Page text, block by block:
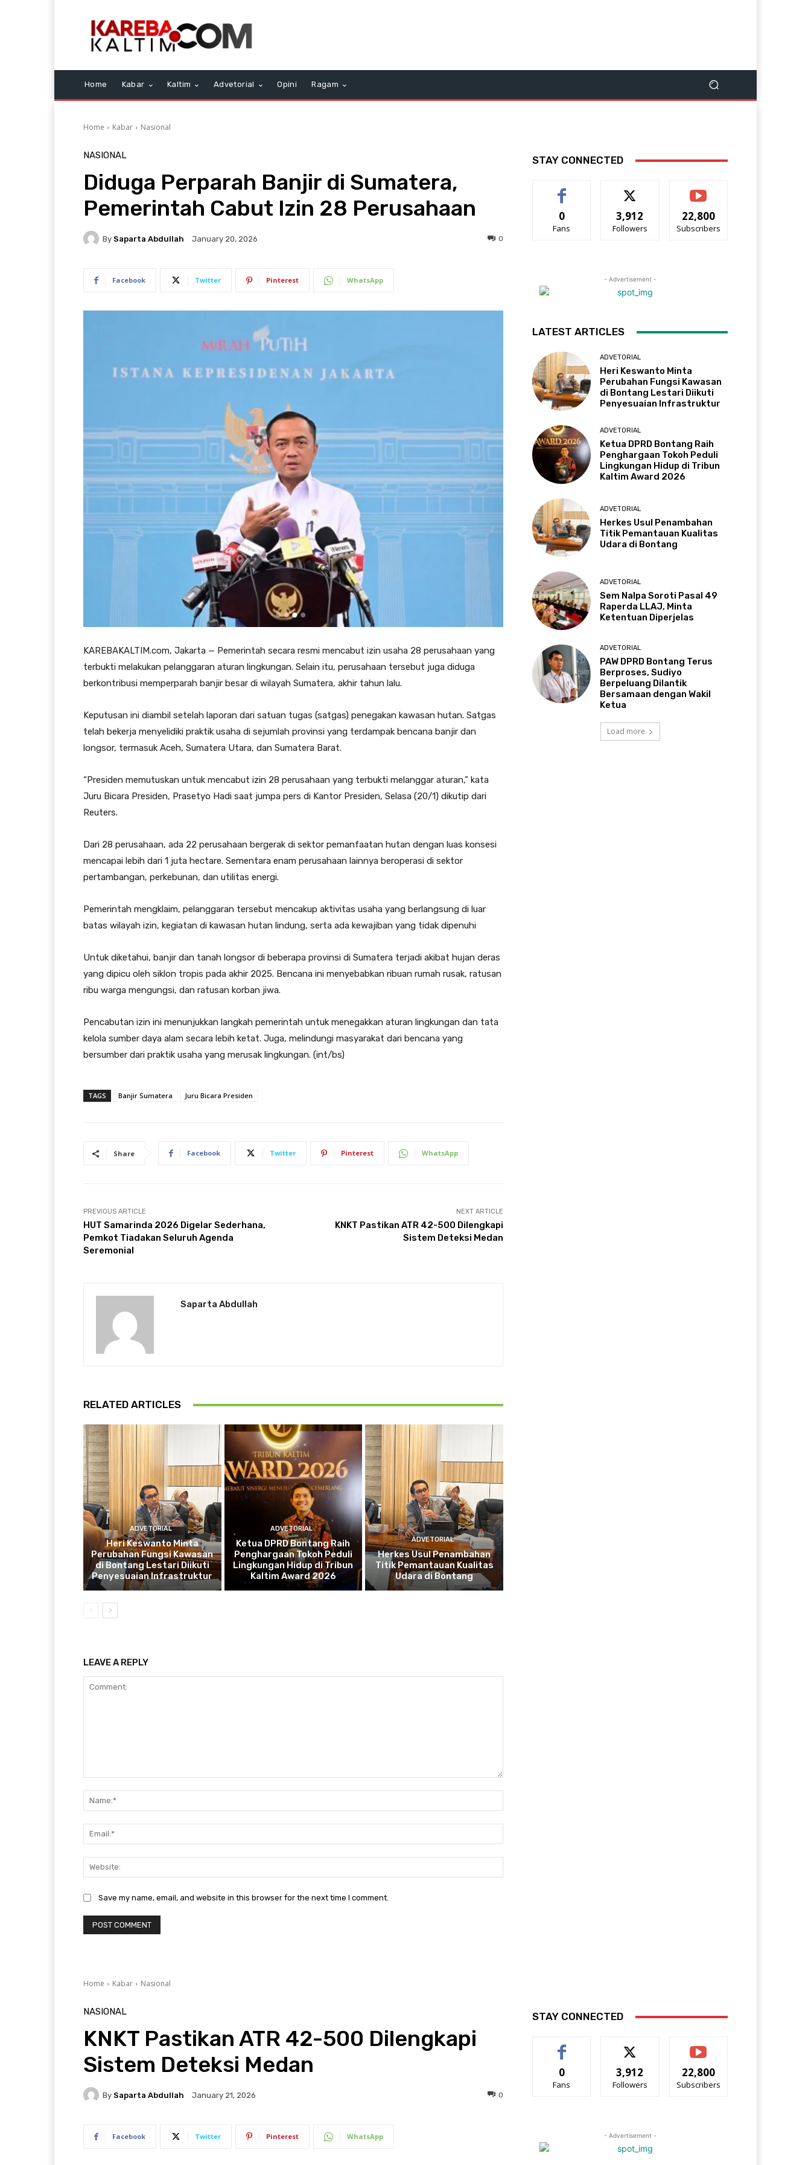
Home Kabar Kaltim Advetorial Opini Ragam
Home Kabar Nasional
NASIONAL
Diduga Perparah Banjir di Sumatera,
Pemerintah Cabut Izin 28 Perusahaan
By Saparta Abdullah January 20, 2026 0
Facebook Twitter Pinterest WhatsApp
KAREBAKALTIM.com, Jakarta — Pemerintah secara resmi mencabut izin usaha 28 perusahaan yang
terbukti melakukan pelanggaran aturan lingkungan. Selain itu, perusahaan tersebut juga diduga
berkontribusi memperparah banjir besar di wilayah Sumatera, akhir tahun lalu.
Keputusan ini diambil setelah laporan dari satuan tugas (satgas) penegakan kawasan hutan. Satgas
telah bekerja menyelidiki praktik usaha di sejumlah provinsi yang terdampak bencana banjir dan
longsor, termasuk Aceh, Sumatera Utara, dan Sumatera Barat.
“Presiden memutuskan untuk mencabut izin 28 perusahaan yang terbukti melanggar aturan,” kata
Juru Bicara Presiden, Prasetyo Hadi saat jumpa pers di Kantor Presiden, Selasa (20/1) dikutip dari
Reuters.
Dari 28 perusahaan, ada 22 perusahaan bergerak di sektor pemanfaatan hutan dengan luas konsesi
mencapai lebih dari 1 juta hectare. Sementara enam perusahaan lainnya beroperasi di sektor
pertambangan, perkebunan, dan utilitas energi.
Pemerintah mengklaim, pelanggaran tersebut mencakup aktivitas usaha yang berlangsung di luar
batas wilayah izin, kegiatan di kawasan hutan lindung, serta ada kewajiban yang tidak dipenuhi
Untuk diketahui, banjir dan tanah longsor di beberapa provinsi di Sumatera terjadi akibat hujan deras
yang dipicu oleh siklon tropis pada akhir 2025. Bencana ini menyebabkan ribuan rumah rusak, ratusan
ribu warga mengungsi, dan ratusan korban jiwa.
Pencabutan izin ini menunjukkan langkah pemerintah untuk menegakkan aturan lingkungan dan tata
kelola sumber daya alam secara lebih ketat. Juga, melindungi masyarakat dari bencana yang
bersumber dari praktik usaha yang merusak lingkungan. (int/bs)
TAGS Banjir Sumatera Juru Bicara Presiden
Share Facebook Twitter Pinterest WhatsApp
PREVIOUS ARTICLE
HUT Samarinda 2026 Digelar Sederhana,
Pemkot Tiadakan Seluruh Agenda
Seremonial
NEXT ARTICLE
KNKT Pastikan ATR 42-500 Dilengkapi
Sistem Deteksi Medan
Saparta Abdullah
RELATED ARTICLES
ADVETORIAL
Heri Keswanto Minta
Perubahan Fungsi Kawasan
di Bontang Lestari Diikuti
Penyesuaian Infrastruktur
ADVETORIAL
Ketua DPRD Bontang Raih
Penghargaan Tokoh Peduli
Lingkungan Hidup di Tribun
Kaltim Award 2026
ADVETORIAL
Herkes Usul Penambahan
Titik Pemantauan Kualitas
Udara di Bontang
LEAVE A REPLY
Save my name, email, and website in this browser for the next time I comment.
STAY CONNECTED
0
Fans
3,912
Followers
22,800
Subscribers
- Advertisement -
LATEST ARTICLES
ADVETORIAL
Heri Keswanto Minta
Perubahan Fungsi Kawasan
di Bontang Lestari Diikuti
Penyesuaian Infrastruktur
ADVETORIAL
Ketua DPRD Bontang Raih
Penghargaan Tokoh Peduli
Lingkungan Hidup di Tribun
Kaltim Award 2026
ADVETORIAL
Herkes Usul Penambahan
Titik Pemantauan Kualitas
Udara di Bontang
ADVETORIAL
Sem Nalpa Soroti Pasal 49
Raperda LLAJ, Minta
Ketentuan Diperjelas
ADVETORIAL
PAW DPRD Bontang Terus
Berproses, Sudiyo
Berpeluang Dilantik
Bersamaan dengan Wakil
Ketua
Load more